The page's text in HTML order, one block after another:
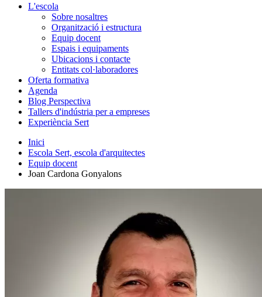
L'escola
Sobre nosaltres
Organització i estructura
Equip docent
Espais i equipaments
Ubicacions i contacte
Entitats col·laboradores
Oferta formativa
Agenda
Blog Perspectiva
Tallers d'indústria per a empreses
Experiència Sert
Inici
Escola Sert, escola d'arquitectes
Equip docent
Joan Cardona Gonyalons